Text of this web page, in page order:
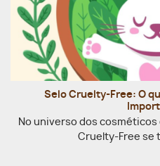
Selo Cruelty-Free: O
No universo dos
Cruelty-Free se